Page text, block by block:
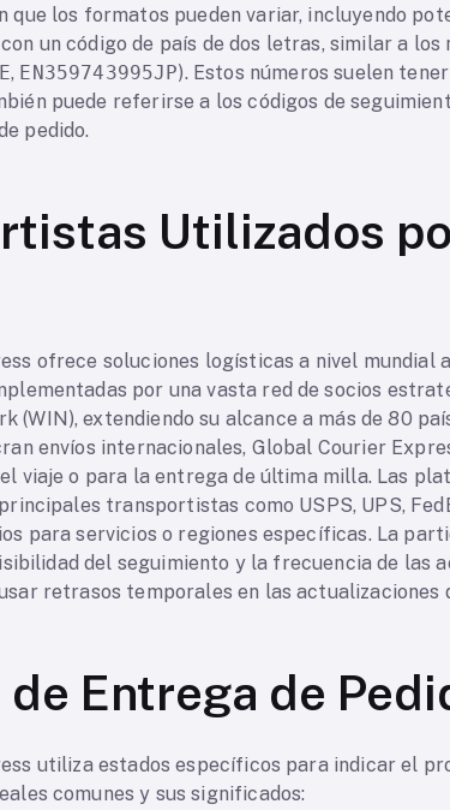
que los formatos pueden variar, incluyendo
un código de país de dos letras, similar a
, EN359743995JP). Estos números suelen
puede referirse a los códigos de
pedido.
Utilizados
ofrece soluciones logísticas a nivel mundial
por una vasta red de socios
(WIN), extendiendo su alcance a más de 80
envíos internacionales, Global Courier
viaje o para la entrega de última milla. Las
transportistas como USPS, UPS,
para servicios o regiones específicas. La
del seguimiento y la frecuencia de las
retrasos temporales en las actualizaciones
Entrega de
utiliza estados específicos para indicar el
comunes y sus significados: